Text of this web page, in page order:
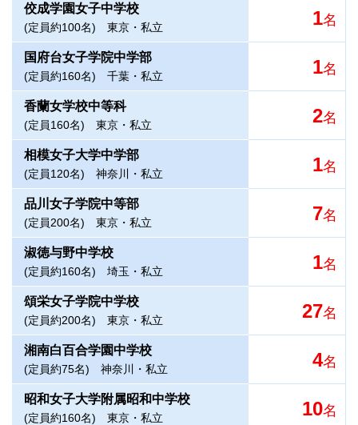
佼成学園女子中学校
(定員約100名) 東京・私立 1名
国府台女子学院中学部
(定員約160名) 千葉・私立 1名
香蘭女学校中等科
(定員160名) 東京・私立 2名
相模女子大学中学部
(定員120名) 神奈川・私立 1名
品川女子学院中等部
(定員200名) 東京・私立 7名
淑徳与野中学校
(定員約160名) 埼玉・私立 1名
頌栄女子学院中学校
(定員約200名) 東京・私立 27名
湘南白百合学園中学校
(定員約75名) 神奈川・私立 4名
昭和女子大学附属昭和中学校
(定員約160名) 東京・私立 10名